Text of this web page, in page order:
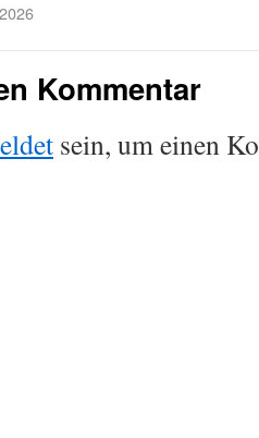
Kommentar
sein, um einen